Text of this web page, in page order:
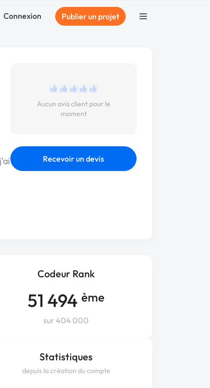
Connexion Publier un projet
Aucun avis client pour le
moment
Recevoir un devis
Codeur Rank
51 494 ème
sur 404 000
Statistiques
depuis la création du compte